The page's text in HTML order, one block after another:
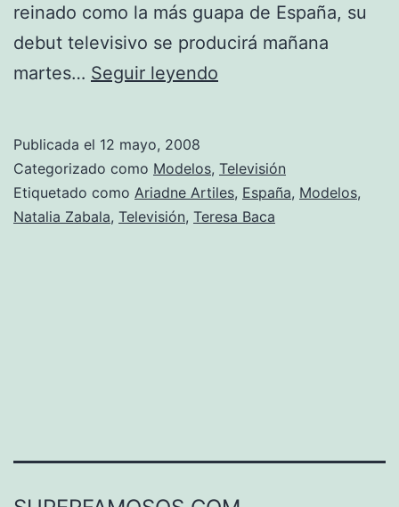
reinado como la más guapa de España, su
debut televisivo se producirá mañana
martes… Seguir leyendo
actriz
Publicada el 12 mayo, 2008
Categorizado como Modelos, Televisión
Etiquetado como Ariadne Artiles, España, Modelos,
Natalia Zabala, Televisión, Teresa Baca